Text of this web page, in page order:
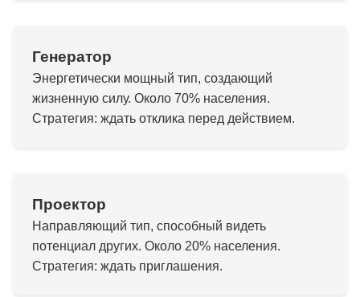
Генератор
Энергетически мощный тип, создающий
жизненную силу. Около 70% населения.
Стратегия: ждать отклика перед действием.
Проектор
Направляющий тип, способный видеть
потенциал других. Около 20% населения.
Стратегия: ждать приглашения.